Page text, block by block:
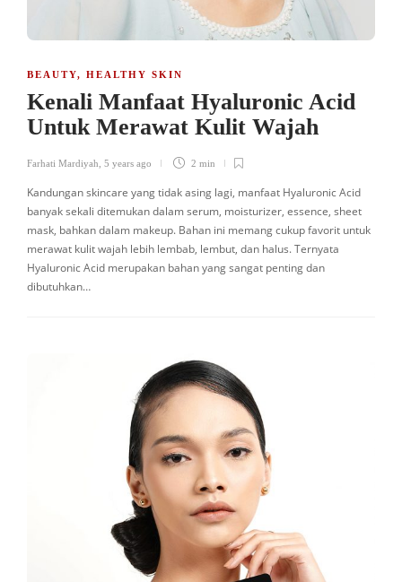
BEAUTY, HEALTHY SKIN
Kenali Manfaat Hyaluronic Acid
Untuk Merawat Kulit Wajah
Farhati Mardiyah 5 years ago 2 min
Kandungan skincare yang tidak asing lagi, manfaat Hyaluronic Acid
banyak sekali ditemukan dalam serum, moisturizer, essence, sheet
mask, bahkan dalam makeup. Bahan ini memang cukup favorit untuk
merawat kulit wajah lebih lembab, lembut, dan halus. Ternyata
Hyaluronic Acid merupakan bahan yang sangat penting dan
dibutuhkan…